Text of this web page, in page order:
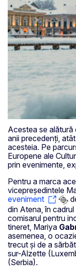
Acestea se
anii precedenți,
acesteia. Pe
Europene ale
prin evenimente,
Pentru a marca
vicepreședintele
eveniment
din Atena, în
comisarul pentru
tineret, Mariya
asemenea, o
trecut și de a
sur-Alzette
(Serbia).